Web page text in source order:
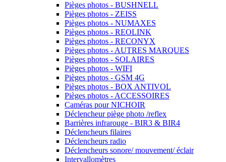
Pièges photos - BUSHNELL
Pièges photos - ZEISS
Pièges photos - NUMAXES
Pièges photos - REOLINK
Pièges photos - RECONYX
Pièges photos - AUTRES MARQUES
Pièges photos - SOLAIRES
Pièges photos - WIFI
Pièges photos - GSM 4G
Pièges photos - BOX ANTIVOL
Pièges photos - ACCESSOIRES
Caméras pour NICHOIR
Déclencheur piège photo /reflex
Barrières infrarouge - BIR3 & BIR4
Déclencheurs filaires
Déclencheurs radio
Déclencheurs sonore/ mouvement/ éclair
Intervallomètres